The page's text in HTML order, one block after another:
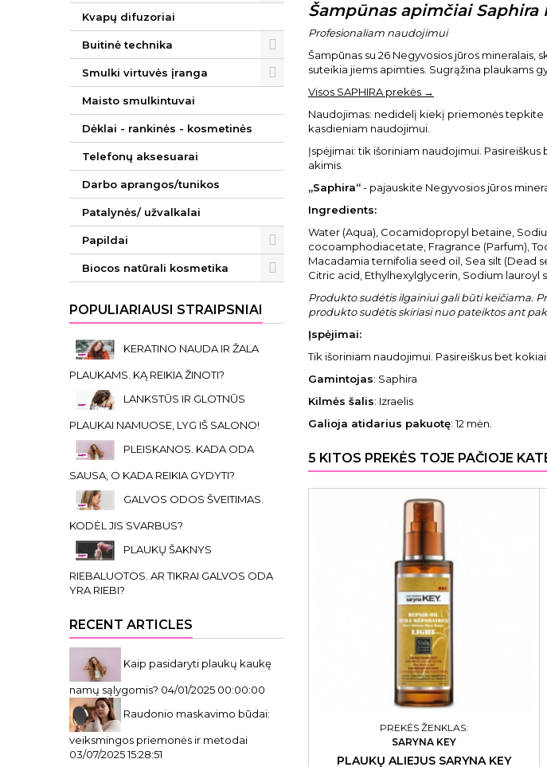
Kvapų difuzoriai
Buitinė technika
Smulki virtuvės įranga
Maisto smulkintuvai
Dėklai - rankinės - kosmetinės
Telefonų aksesuarai
Darbo aprangos/tunikos
Patalynės/ užvalkalai
Papildai
Biocos natūrali kosmetika
POPULIARIAUSI STRAIPSNIAI
KERATINO NAUDA IR ŽALA
PLAUKAMS. KĄ REIKIA ŽINOTI?
LANKSTŪS IR GLOTNŪS
PLAUKAI NAMUOSE, LYG IŠ SALONO!
PLEISKANOS. KADA ODA
SAUSA, O KADA REIKIA GYDYTI?
GALVOS ODOS ŠVEITIMAS.
KODĖL JIS SVARBUS?
PLAUKŲ ŠAKNYS
RIEBALUOTOS. AR TIKRAI GALVOS ODA
YRA RIEBI?
RECENT ARTICLES
Kaip pasidaryti plaukų kaukę
namų sąlygomis? 04/01/2025 00:00:00
Raudonio maskavimo būdai:
veiksmingos priemonės ir metodai
03/07/2025 15:28:51
Šampūnas apimčiai
Profesionaliam naudojimui
Šampūnas su 26 Negyvosios jūros
suteikia jiems apimties. Sugrąžina plaukams
Visos SAPHIRA prekės →
Naudojimas: nedidelį kiekį priemonės tepkite
kasdieniam naudojimui.
Įspėjimai: tik išoriniam naudojimui.
akimis.
„Saphira“- pajauskite Negyvosios jūros
Ingredients:
Water (Aqua), Cocamidopropyl betaine,
cocoamphodiacetate, Fragrance (Parfum),
Macadamia ternifolia seed oil, Sea silt (Dead
Citric acid, Ethylhexylglycerin, Sodium lauroyl
Produkto sudėtis ilgainiui gali būti keičiama.
produkto sudėtis skiriasi nuo pateiktos ant
Įspėjimai:
Tik išoriniam naudojimui. Pasireiškus bet
Gamintojas: Saphira
Kilmės šalis: Izraelis
Galioja atidarius pakuotę: 12 mėn.
5 KITOS PREKĖS TOJE PAČIOJE
PREKĖS ŽENKLAS:
SARYNA KEY
PLAUKŲ ALIEJUS SARYNA KEY